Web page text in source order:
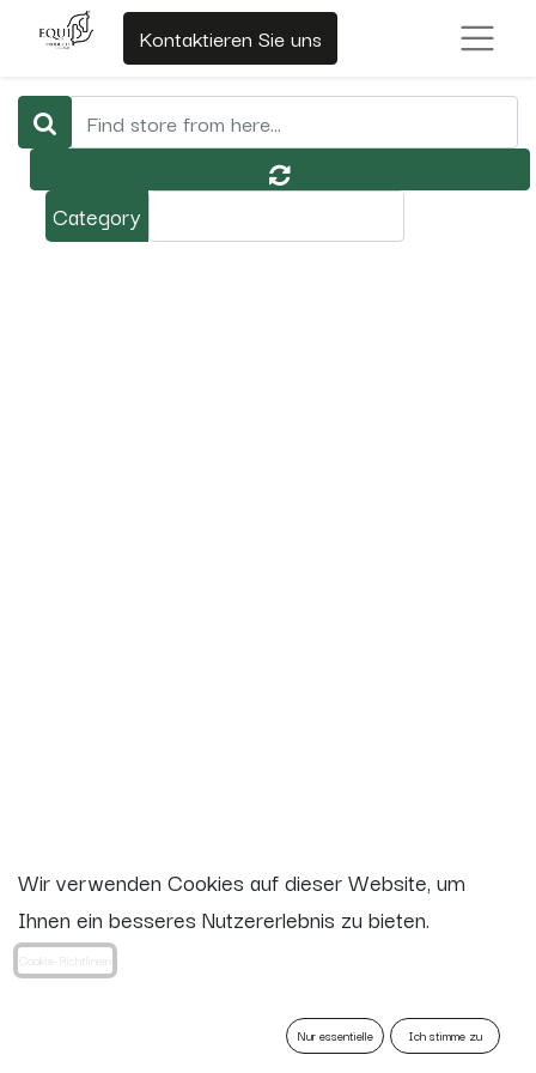
Kontaktieren Sie uns
Category
Wir verwenden Cookies auf dieser Website, um
Ihnen ein besseres Nutzererlebnis zu bieten.
Cookie-Richtlinien
Nur essentielle Ich stimme zu